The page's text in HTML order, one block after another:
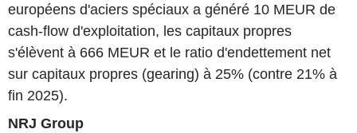
européens d'aciers spéciaux a généré 10 MEUR de
cash-flow d'exploitation, les capitaux propres
s'élèvent à 666 MEUR et le ratio d'endettement net
sur capitaux propres (gearing) à 25% (contre 21% à
fin 2025).
NRJ Group